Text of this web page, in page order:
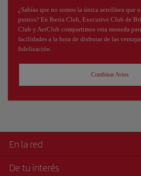
¿Sabías que no somos la única aerolínea que
puntos? En Iberia Club, Executive Club de
Club y AerClub compartimos esta moneda
facilidades a la hora de disfrutar de las
fidelización.
Combinar Avios
En la red
De tu interés